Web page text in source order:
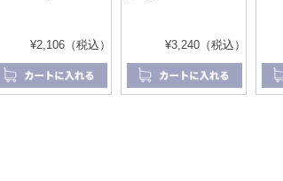
¥2,106（税込） ¥3,240（税込）